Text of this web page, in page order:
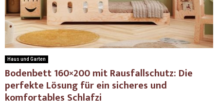
Haus und Garten
Bodenbett 160×200 mit Rausfallschutz: Die
perfekte Lösung für ein sicheres und
komfortables Schlafzi